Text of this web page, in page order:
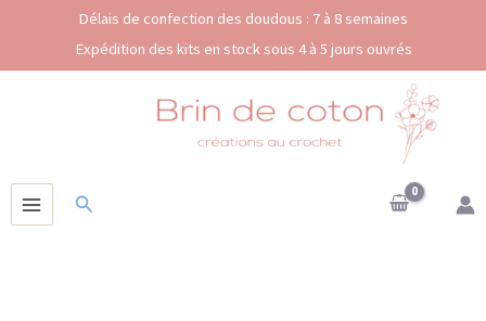
contenu
Délais de confection des doudous : 7 à 8 semaines
Expédition des kits en stock sous 4 à 5 jours ouvrés
Rechercher